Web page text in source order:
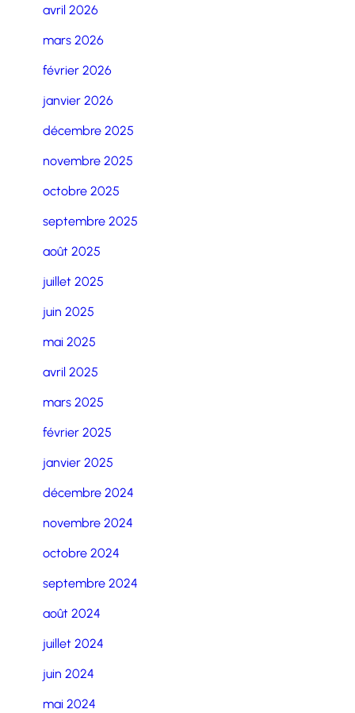
avril 2026
mars 2026
février 2026
janvier 2026
décembre 2025
novembre 2025
octobre 2025
septembre 2025
août 2025
juillet 2025
juin 2025
mai 2025
avril 2025
mars 2025
février 2025
janvier 2025
décembre 2024
novembre 2024
octobre 2024
septembre 2024
août 2024
juillet 2024
juin 2024
mai 2024